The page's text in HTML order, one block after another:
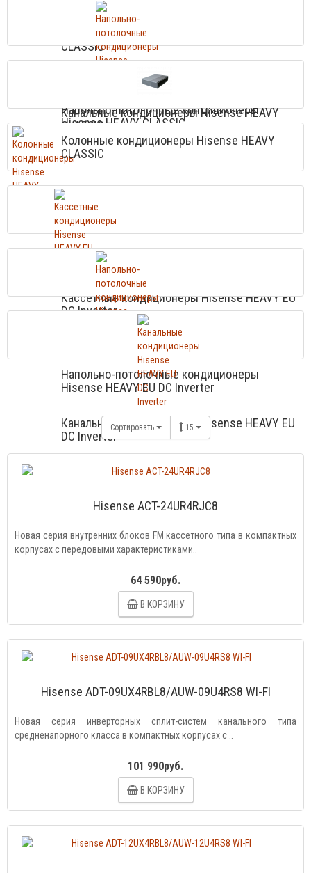
Кассетные кондиционеры Hisense HEAVY
CLASSIC
Напольно-потолочные кондиционеры
Hisense HEAVY CLASSIC
Канальные кондиционеры Hisense HEAVY
CLASSIC
Колонные кондиционеры Hisense HEAVY
CLASSIC
Кассетные кондиционеры Hisense HEAVY EU
DC Inverter
Напольно-потолочные кондиционеры
Hisense HEAVY EU DC Inverter
Канальные кондиционеры Hisense HEAVY EU
DC Inverter
Сортировать 15
Hisense ACT-24UR4RJC8
Новая серия внутренних блоков FM кассетного типа в компактных
корпусах с передовыми характеристиками..
64 590руб.
В КОРЗИНУ
Hisense ADT-09UX4RBL8/AUW-09U4RS8 WI-FI
Новая серия инверторных сплит-систем канального типа
средненапорного класса в компактных корпусах с ..
101 990руб.
В КОРЗИНУ